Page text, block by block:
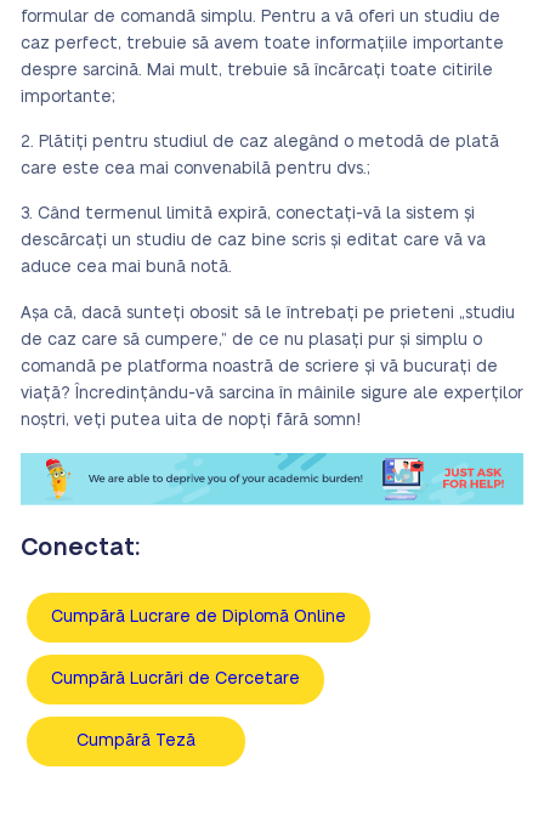
formular de comandă simplu. Pentru a vă oferi un studiu de
caz perfect, trebuie să avem toate informațiile importante
despre sarcină. Mai mult, trebuie să încărcați toate citirile
importante;
Plătiți pentru studiul de caz alegând o metodă de plată
care este cea mai convenabilă pentru dvs.;
Când termenul limită expiră, conectați-vă la sistem și
descărcați un studiu de caz bine scris și editat care vă va
aduce cea mai bună notă.
Așa că, dacă sunteți obosit să le întrebați pe prieteni „studiu
de caz care să cumpere,” de ce nu plasați pur și simplu o
comandă pe platforma noastră de scriere și vă bucurați de
viață? Încredințându-vă sarcina în mâinile sigure ale experților
noștri, veți putea uita de nopți fără somn!
Conectat:
Cumpără Lucrare de Diplomă Online
Cumpără Lucrări de Cercetare
Cumpără Teză